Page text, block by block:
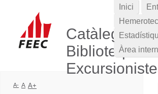
Catàleg
Biblioteques
Inici
Àrea
A- A A+